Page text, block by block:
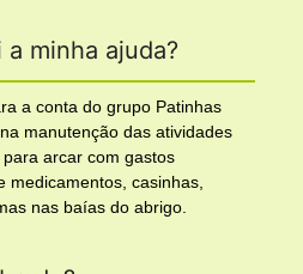
a minha ajuda?
a conta do grupo Patinhas
manutenção das atividades
arcar com gastos
medicamentos, casinhas,
nas baías do abrigo.